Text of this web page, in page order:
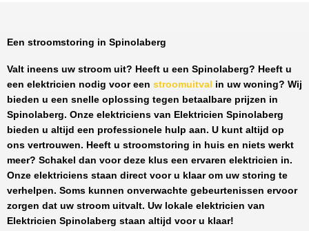
Een stroomstoring in Spinolaberg
Valt ineens uw stroom uit? Heeft u een Spinolaberg? Heeft u
een elektricien nodig voor een stroomuitval in uw woning? Wij
bieden u een snelle oplossing tegen betaalbare prijzen in
Spinolaberg. Onze elektriciens van Elektricien Spinolaberg
bieden u altijd een professionele hulp aan. U kunt altijd op
ons vertrouwen. Heeft u stroomstoring in huis en niets werkt
meer? Schakel dan voor deze klus een ervaren elektricien in.
Onze elektriciens staan direct voor u klaar om uw storing te
verhelpen. Soms kunnen onverwachte gebeurtenissen ervoor
zorgen dat uw stroom uitvalt. Uw lokale elektricien van
Elektricien Spinolaberg staan altijd voor u klaar!